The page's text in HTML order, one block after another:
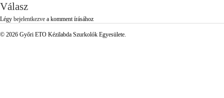
Válasz
Légy bejelentkezve a komment írásához
© 2026 Győri ETO Kézilabda Szurkolók Egyesülete.